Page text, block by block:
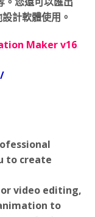
計軟體使用。
to create
video editing,
to
Or do we